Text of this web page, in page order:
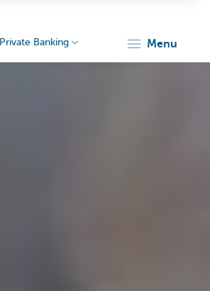
Private Banking menu